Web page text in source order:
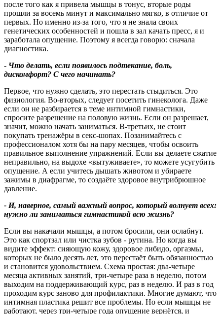
после того как я привела мышцы в тонус, вторые роды
прошли за восемь минут и максимально мягко, в отличие от
первых. Но именно из‑за того, что я не знала своих
генетических особенностей и пошла в зал качать пресс, я и
заработала опущение. Поэтому я всегда говорю: сначала
диагностика.
- Что делать, если появилось подтекание, боль,
дискомфорт? С чего начинать?
Первое, что нужно сделать, это перестать стыдиться. Это
физиология. Во‑вторых, следует посетить гинеколога. Даже
если он не разбирается в теме интимной гимнастики,
спросите разрешение на половую жизнь. Если он разрешает,
значит, можно начать заниматься. В‑третьих, не стоит
покупать тренажёры в секс‑шопах. Позанимайтесь с
профессионалом хотя бы на пару месяцев, чтобы освоить
правильное выполнение упражнений. Если вы делаете сжатие
неправильно, на выдохе «вытуживаете», то можете усугубить
опущение. А если учитесь дышать животом и убираете
зажимы в диафрагме, то создаёте здоровое внутрибрюшное
давление.
- И, наверное, самый важный вопрос, который волнует всех:
нужно ли заниматься гимнастикой всю жизнь?
Если вы накачали мышцы, а потом бросили, они ослабнут.
Это как спортзал или чистка зубов - рутина. Но когда вы
видите эффект: сияющую кожу, здоровое либидо, оргазмы,
которых не было десять лет, это перестаёт быть обязанностью
и становится удовольствием. Схема простая: два‑четыре
месяца активных занятий, три‑четыре раза в неделю, потом
выходим на поддерживающий курс, раз в неделю. И раз в год
проходим курс заново для профилактики. Многие думают, что
интимная пластика решит все проблемы. Но если мышцы не
работают, через три‑четыре года опущение вернётся, и